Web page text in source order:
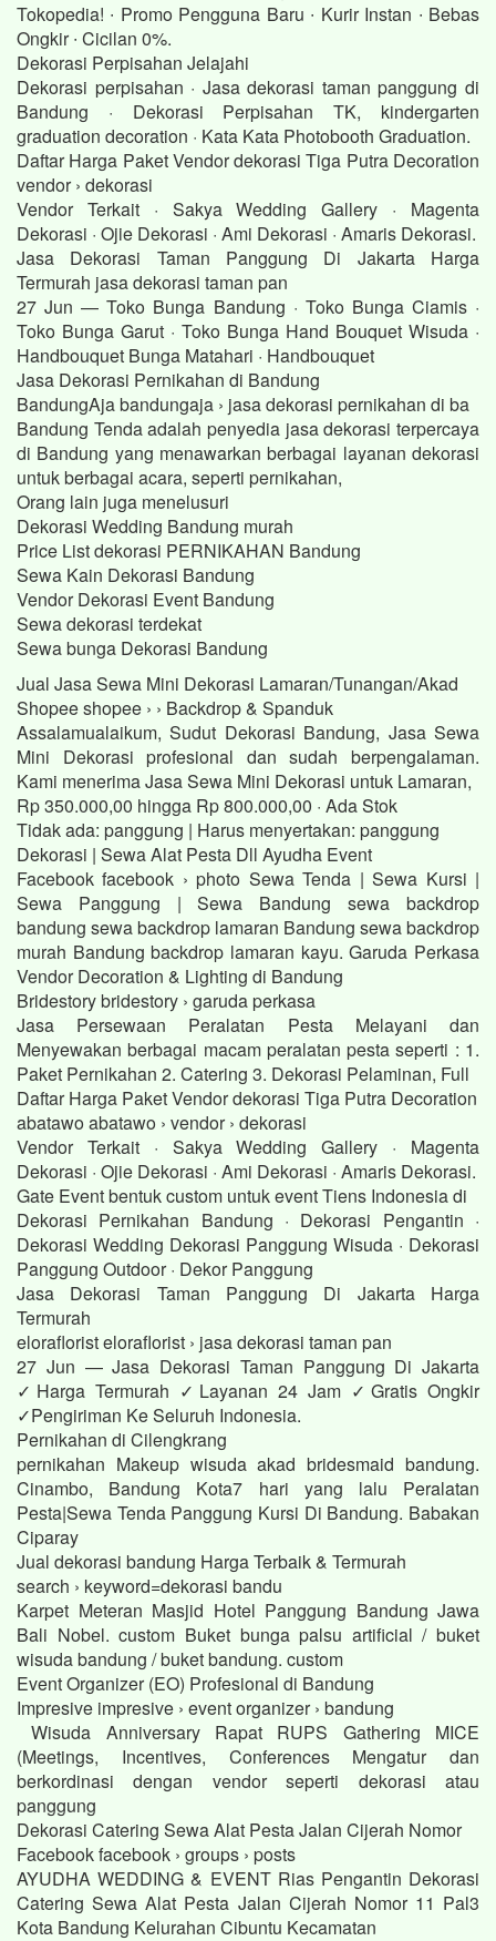
Tokopedia! ∙ Promo Pengguna Baru ∙ Kurir Instan ∙ Bebas
Ongkir ∙ Cicilan 0%.
Dekorasi Perpisahan Jelajahi
Dekorasi perpisahan · Jasa dekorasi taman panggung di
Bandung · Dekorasi Perpisahan TK, kindergarten
graduation decoration · Kata Kata Photobooth Graduation.
Daftar Harga Paket Vendor dekorasi Tiga Putra Decoration
vendor › dekorasi
Vendor Terkait · Sakya Wedding Gallery · Magenta
Dekorasi · Ojie Dekorasi · Ami Dekorasi · Amaris Dekorasi.
Jasa Dekorasi Taman Panggung Di Jakarta Harga
Termurah jasa dekorasi taman pan
27 Jun — Toko Bunga Bandung · Toko Bunga Ciamis ·
Toko Bunga Garut · Toko Bunga Hand Bouquet Wisuda ·
Handbouquet Bunga Matahari · Handbouquet
Jasa Dekorasi Pernikahan di Bandung
BandungAja bandungaja › jasa dekorasi pernikahan di ba
Bandung Tenda adalah penyedia jasa dekorasi terpercaya
di Bandung yang menawarkan berbagai layanan dekorasi
untuk berbagai acara, seperti pernikahan,
Orang lain juga menelusuri
Dekorasi Wedding Bandung murah
Price List dekorasi PERNIKAHAN Bandung
Sewa Kain Dekorasi Bandung
Vendor Dekorasi Event Bandung
Sewa dekorasi terdekat
Sewa bunga Dekorasi Bandung
Jual Jasa Sewa Mini Dekorasi Lamaran/Tunangan/Akad
Shopee shopee › › Backdrop & Spanduk
Assalamualaikum, Sudut Dekorasi Bandung, Jasa Sewa
Mini Dekorasi profesional dan sudah berpengalaman.
Kami menerima Jasa Sewa Mini Dekorasi untuk Lamaran,
Rp 350.000,00 hingga Rp 800.000,00 · ‎Ada Stok
Tidak ada: panggung ‎| Harus menyertakan: panggung
Dekorasi | Sewa Alat Pesta Dll Ayudha Event
Facebook facebook › photo Sewa Tenda | Sewa Kursi |
Sewa Panggung | Sewa Bandung sewa backdrop
bandung sewa backdrop lamaran Bandung sewa backdrop
murah Bandung backdrop lamaran kayu. Garuda Perkasa
Vendor Decoration & Lighting di Bandung
Bridestory bridestory › garuda perkasa
Jasa Persewaan Peralatan Pesta Melayani dan
Menyewakan berbagai macam peralatan pesta seperti : 1.
Paket Pernikahan 2. Catering 3. Dekorasi Pelaminan, Full
Daftar Harga Paket Vendor dekorasi Tiga Putra Decoration
abatawo abatawo › vendor › dekorasi
Vendor Terkait · Sakya Wedding Gallery · Magenta
Dekorasi · Ojie Dekorasi · Ami Dekorasi · Amaris Dekorasi.
Gate Event bentuk custom untuk event Tiens Indonesia di
Dekorasi Pernikahan Bandung · Dekorasi Pengantin ·
Dekorasi Wedding Dekorasi Panggung Wisuda · Dekorasi
Panggung Outdoor · Dekor Panggung
Jasa Dekorasi Taman Panggung Di Jakarta Harga
Termurah
eloraflorist eloraflorist › jasa dekorasi taman pan
27 Jun — Jasa Dekorasi Taman Panggung Di Jakarta
✓Harga Termurah ✓Layanan 24 Jam ✓Gratis Ongkir
✓Pengiriman Ke Seluruh Indonesia.
Pernikahan di Cilengkrang
pernikahan Makeup wisuda akad bridesmaid bandung.
Cinambo, Bandung Kota7 hari yang lalu Peralatan
Pesta|Sewa Tenda Panggung Kursi Di Bandung. Babakan
Ciparay
Jual dekorasi bandung Harga Terbaik & Termurah
search › keyword=dekorasi bandu
Karpet Meteran Masjid Hotel Panggung Bandung Jawa
Bali Nobel. custom Buket bunga palsu artificial / buket
wisuda bandung / buket bandung. custom
Event Organizer (EO) Profesional di Bandung
Impresive impresive › event organizer › bandung
Wisuda Anniversary Rapat RUPS Gathering MICE
(Meetings, Incentives, Conferences Mengatur dan
berkordinasi dengan vendor seperti dekorasi atau
panggung
Dekorasi Catering Sewa Alat Pesta Jalan Cijerah Nomor
Facebook facebook › groups › posts
AYUDHA WEDDING & EVENT Rias Pengantin Dekorasi
Catering Sewa Alat Pesta Jalan Cijerah Nomor 11 Pal3
Kota Bandung Kelurahan Cibuntu Kecamatan